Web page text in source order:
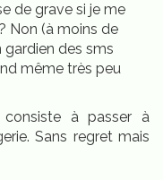
de grave si je me
Non (à moins de
des sms
même très peu
à passer à
Sans regret mais